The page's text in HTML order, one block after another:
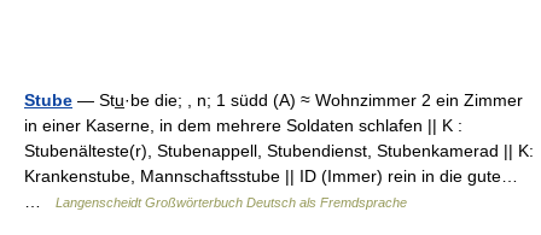
Stube — Stu̲·be die; , n; 1 südd (A) ≈ Wohnzimmer 2 ein Zimmer
in einer Kaserne, in dem mehrere Soldaten schlafen || K :
Stubenälteste(r), Stubenappell, Stubendienst, Stubenkamerad || K:
Krankenstube, Mannschaftsstube || ID (Immer) rein in die gute…
Langenscheidt Großwörterbuch Deutsch als Fremdsprache